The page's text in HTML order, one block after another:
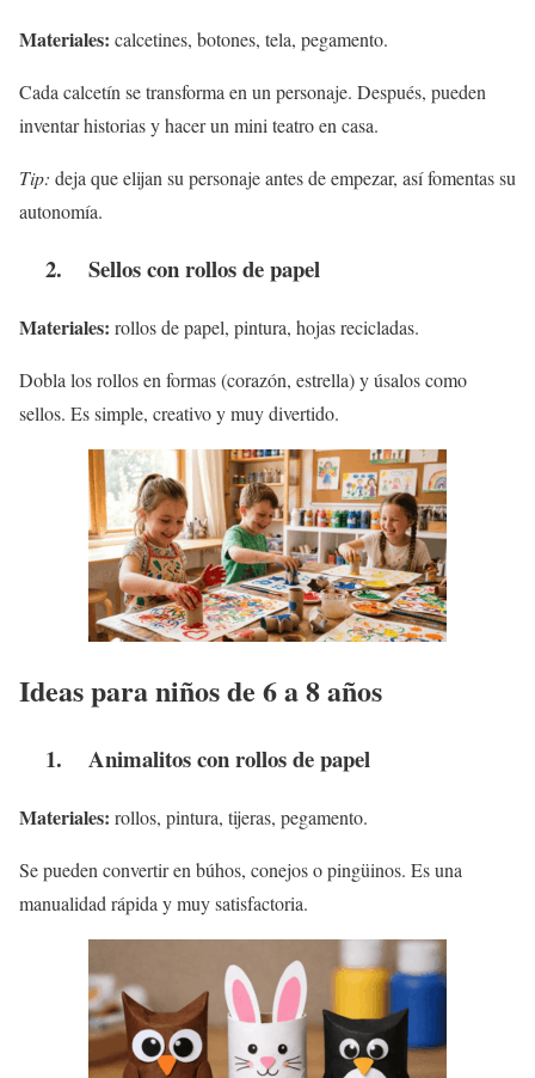
Materiales: calcetines, botones, tela, pegamento.
Cada calcetín se transforma en un personaje. Después, pueden
inventar historias y hacer un mini teatro en casa.
Tip: deja que elijan su personaje antes de empezar, así fomentas su
autonomía.
2. Sellos con rollos de papel
Materiales: rollos de papel, pintura, hojas recicladas.
Dobla los rollos en formas (corazón, estrella) y úsalos como
sellos. Es simple, creativo y muy divertido.
Ideas para niños de 6 a 8 años
1. Animalitos con rollos de papel
Materiales: rollos, pintura, tijeras, pegamento.
Se pueden convertir en búhos, conejos o pingüinos. Es una
manualidad rápida y muy satisfactoria.